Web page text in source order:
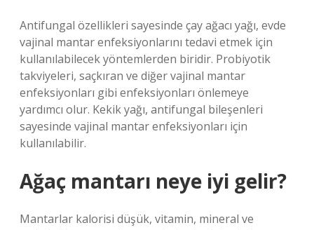
Antifungal özellikleri sayesinde çay ağacı yağı, evde
vajinal mantar enfeksiyonlarını tedavi etmek için
kullanılabilecek yöntemlerden biridir. Probiyotik
takviyeleri, saçkıran ve diğer vajinal mantar
enfeksiyonları gibi enfeksiyonları önlemeye
yardımcı olur. Kekik yağı, antifungal bileşenleri
sayesinde vajinal mantar enfeksiyonları için
kullanılabilir.
Ağaç mantarı neye iyi gelir?
Mantarlar kalorisi düşük, vitamin, mineral ve